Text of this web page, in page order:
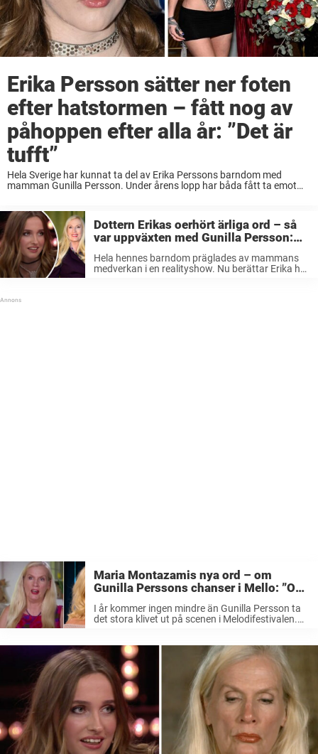
Erika Persson sätter ner foten
efter hatstormen – fått nog av
påhoppen efter alla år: ”Det är
tufft”
Hela Sverige har kunnat ta del av Erika Perssons barndom med
mamman Gunilla Persson. Under årens lopp har båda fått ta emot
Dottern Erikas oerhört ärliga ord – så
var uppväxten med Gunilla Persson:
”Hon är precis som…”
Hela hennes barndom präglades av mammans
medverkan i en realityshow. Nu berättar Erika hur
Maria Montazamis nya ord – om
Gunilla Perssons chanser i Mello: ”Om
jag ska vara riktigt ärlig…”
I år kommer ingen mindre än Gunilla Persson ta
det stora klivet ut på scenen i Melodifestivalen.
sina tankar kring Hollywoodfruns ...